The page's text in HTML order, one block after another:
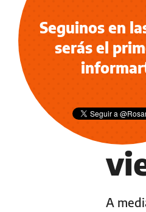
NOTICIAS
A
Seguinos en
serás el